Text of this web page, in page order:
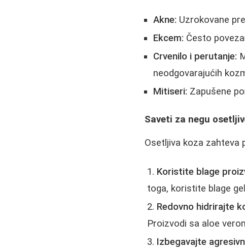
Akne: Uzrokovane
Ekcem: Često
Crvenilo i perutanje:
neodgovarajućih
Mitiseri: Zapušene
Saveti za negu
Osetljiva koza zahteva
Koristite blage
toga, koristite blage
Redovno hidrirajte
Proizvodi sa aloe
Izbegavajte